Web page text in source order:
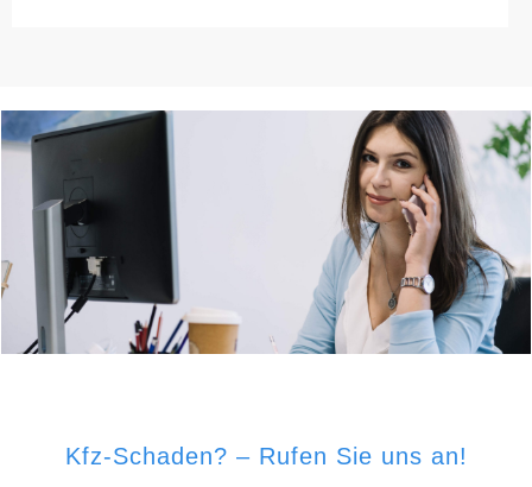
Kfz-Schaden? – Rufen Sie uns an!